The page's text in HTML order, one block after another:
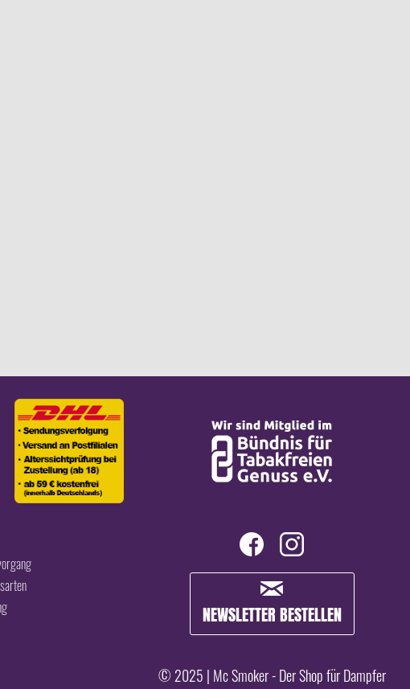
NEWSLETTER BESTELLEN
© 2025 | Mc Smoker - Der Shop für Dampfer